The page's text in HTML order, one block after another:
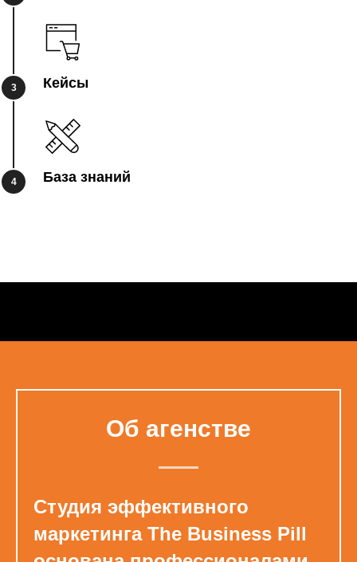
3 Кейсы
4 База знаний
Об агенстве
Студия эффективного
маркетинга The Business Pill